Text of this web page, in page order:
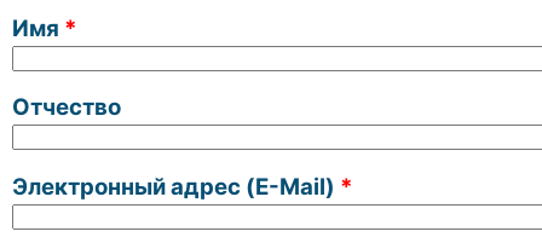
Имя *
Отчество
Электронный адрес (E-Mail) *